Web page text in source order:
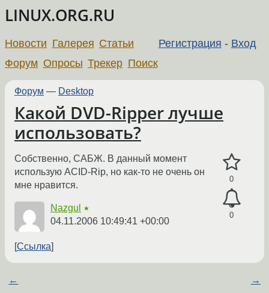
LINUX.ORG.RU
Регистрация - Вход
Новости Галерея Статьи
Форум Опросы Трекер Поиск
Форум — Desktop
Какой DVD-Ripper лучше
использовать?
0
0
Собственно, САБЖ. В данный момент
использую ACID-Rip, но как-то не очень он
мне нравится.
Nazgul ★
04.11.2006 10:49:41 +00:00
Ссылка
← →